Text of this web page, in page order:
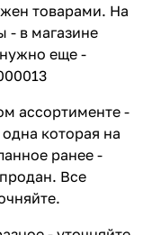
товарами. На
- в магазине
еще -
ассортименте -
которая на
ранее -
Все